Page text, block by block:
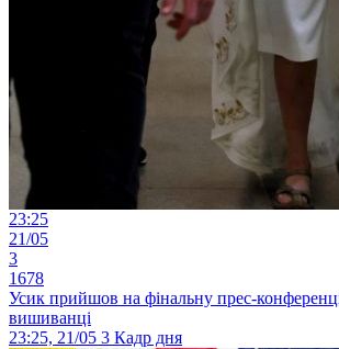
23:25
21/05
3
1678
Усик прийшов на фінальну прес-
вишиванці
23:25, 21/05 3 Кадр дня